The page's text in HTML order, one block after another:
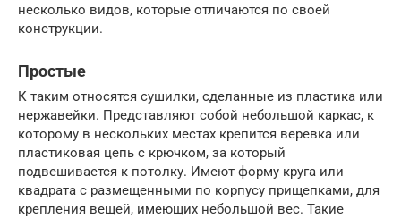
несколько видов, которые отличаются по своей
конструкции.
Простые
К таким относятся сушилки, сделанные из пластика или
нержавейки. Представляют собой небольшой каркас, к
которому в нескольких местах крепится веревка или
пластиковая цепь с крючком, за который
подвешивается к потолку. Имеют форму круга или
квадрата с размещенными по корпусу прищепками, для
крепления вещей, имеющих небольшой вес. Такие